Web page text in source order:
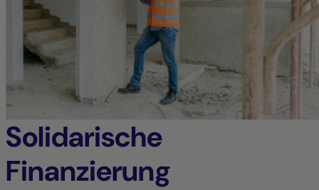
Solidarische
Finanzierung